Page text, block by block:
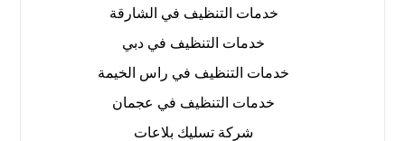
خدمات التنظيف في الشارقة
خدمات التنظيف في دبي
خدمات التنظيف في راس الخيمة
خدمات التنظيف في عجمان
شركة تسليك بلاعات